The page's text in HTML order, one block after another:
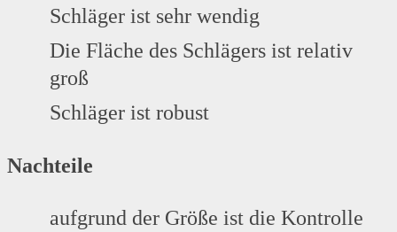
Schläger ist sehr wendig
Die Fläche des Schlägers ist relativ
groß
Schläger ist robust
Nachteile
aufgrund der Größe ist die Kontrolle